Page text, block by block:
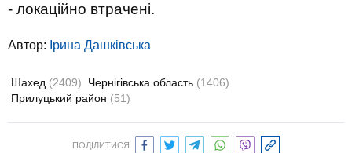
- локаційно втрачені.
Автор: Ірина Дашківська
Шахед (2409) Чернігівська область (1406)
Прилуцький район (51)
ПОДІЛИТИСЯ: